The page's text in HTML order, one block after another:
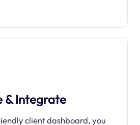
& Integrate
client dashboard, you